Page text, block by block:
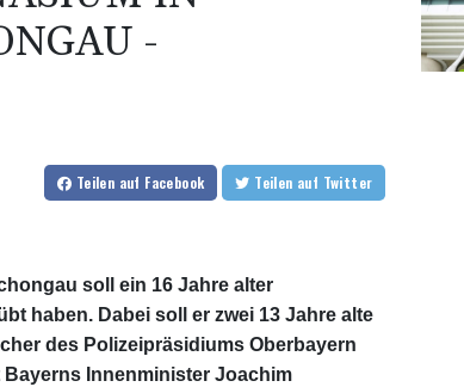
-
Teilen auf Facebook Teilen auf Twitter
soll ein 16 Jahre alter
haben. Dabei soll er zwei 13 Jahre alte
des Polizeipräsidiums Oberbayern
Innenminister Joachim